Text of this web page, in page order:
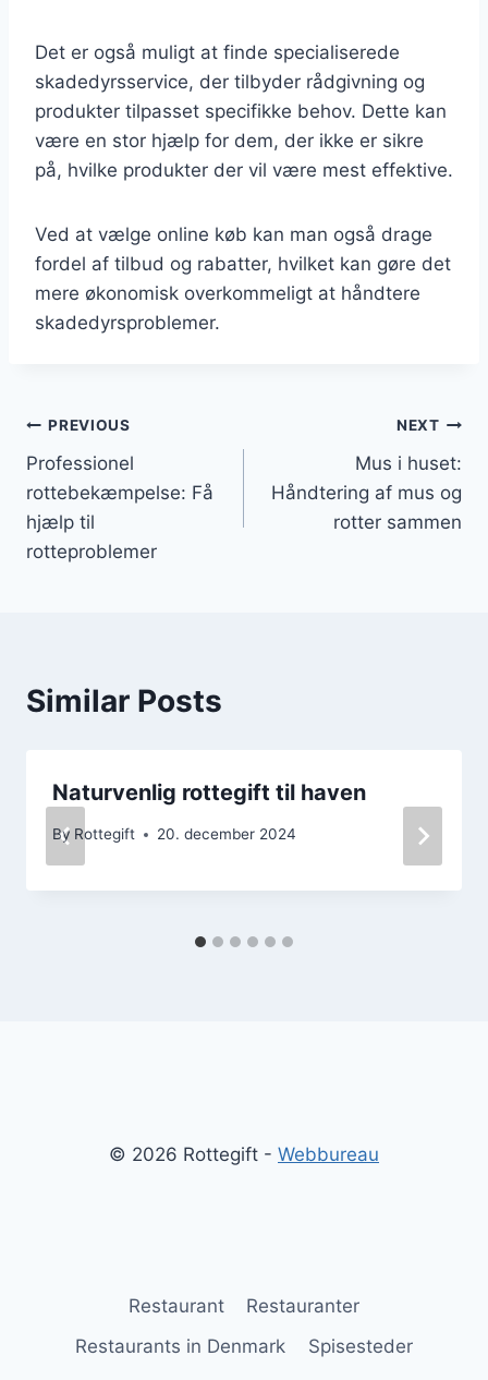
Det er også muligt at finde specialiserede
skadedyrsservice, der tilbyder rådgivning og
produkter tilpasset specifikke behov. Dette kan
være en stor hjælp for dem, der ikke er sikre
på, hvilke produkter der vil være mest effektive.
Ved at vælge online køb kan man også drage
fordel af tilbud og rabatter, hvilket kan gøre det
mere økonomisk overkommeligt at håndtere
skadedyrsproblemer.
Indlægsnavigation
PREVIOUS
Professionel
rottebekæmpelse: Få
hjælp til
rotteproblemer
NEXT
Mus i huset:
Håndtering af mus og
rotter sammen
Similar Posts
Naturvenlig rottegift til haven
By Rottegift 20. december 2024
© 2026 Rottegift - Webbureau
Restaurant
Restauranter
Restaurants in Denmark
Spisesteder